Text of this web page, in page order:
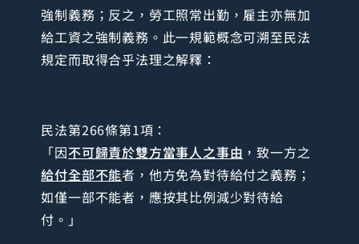
強制義務；反之，勞工照常出勤，雇主亦無加
給工資之強制義務。此一規範概念可溯至民法
規定而取得合乎法理之解釋：
民法第266條第1項：
「因不可歸責於雙方當事人之事由 ，致一方之
給付全部不能者，他方免為對待給付之義務；
如僅一部不能者，應按其比例減少對待給
付。」